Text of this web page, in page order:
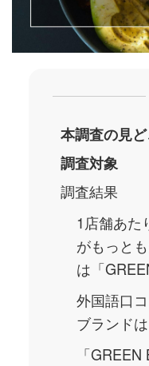
本調査の見
調査対象
調査結果
1店舗あた
がもっと
は「
外国語口
ブランド
「